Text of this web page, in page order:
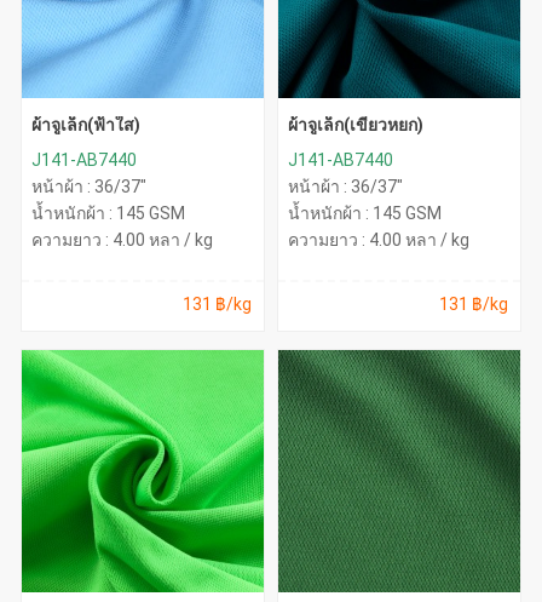
ผ้าจูเล็ก(ฟ้าใส)
J141-AB7440
หน้าผ้า : 36/37"
น้ำหนักผ้า : 145 GSM
ความยาว : 4.00 หลา / kg
131 ฿/kg
ผ้าจูเล็ก(เขียวหยก)
J141-AB7440
หน้าผ้า : 36/37"
น้ำหนักผ้า : 145 GSM
ความยาว : 4.00 หลา / kg
131 ฿/kg